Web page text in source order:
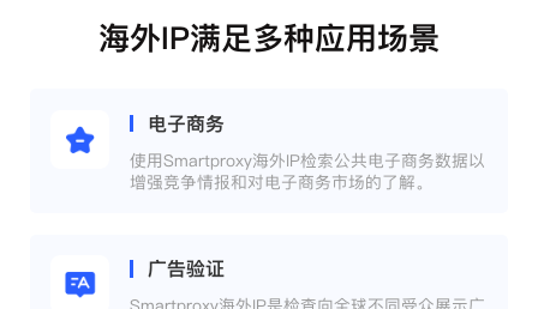
海外IP满足多种应用场景
电子商务
使用Smartproxy海外IP检索公共电子商务数据以
增强竞争情报和对电子商务市场的了解。
广告验证